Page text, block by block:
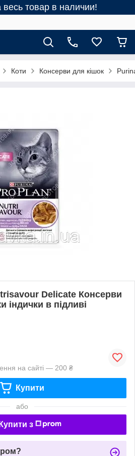
весь товар в наличии!
Коти Консерви для кішок
Delicate Консерви
індички в підливі
на сайті — 200 ₴
Купити
або
Купити з